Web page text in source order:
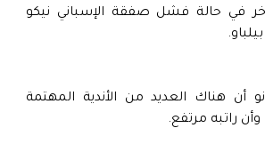
في حالة فشل صفقة الإسباني نيكو
أن هناك العديد من الأندية المهتمة
راتبه مرتفع.